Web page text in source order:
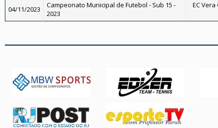
04/11/2023
Campeonato Municipal de Futebol - Sub 15 -
2023
EC Vera